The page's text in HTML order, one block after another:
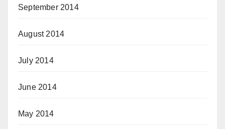
September 2014
August 2014
July 2014
June 2014
May 2014